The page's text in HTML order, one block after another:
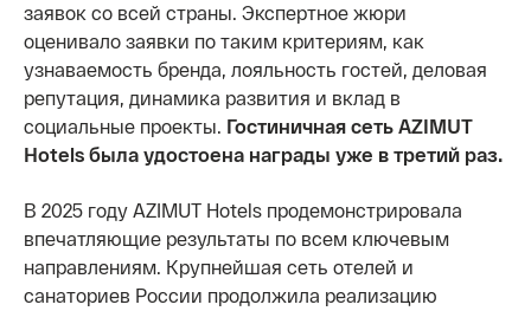
заявок со всей страны. Экспертное жюри
оценивало заявки по таким критериям, как
узнаваемость бренда, лояльность гостей, деловая
репутация, динамика развития и вклад в
социальные проекты. Гостиничная сеть AZIMUT
Hotels была удостоена награды уже в третий раз.
В 2025 году AZIMUT Hotels продемонстрировала
впечатляющие результаты по всем ключевым
направлениям. Крупнейшая сеть отелей и
санаториев России продолжила реализацию